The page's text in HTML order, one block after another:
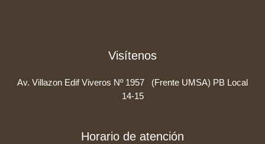
Visítenos
Av. Villazon Edif Viveros Nº 1957 (Frente UMSA) PB Local
14-15
Horario de atención